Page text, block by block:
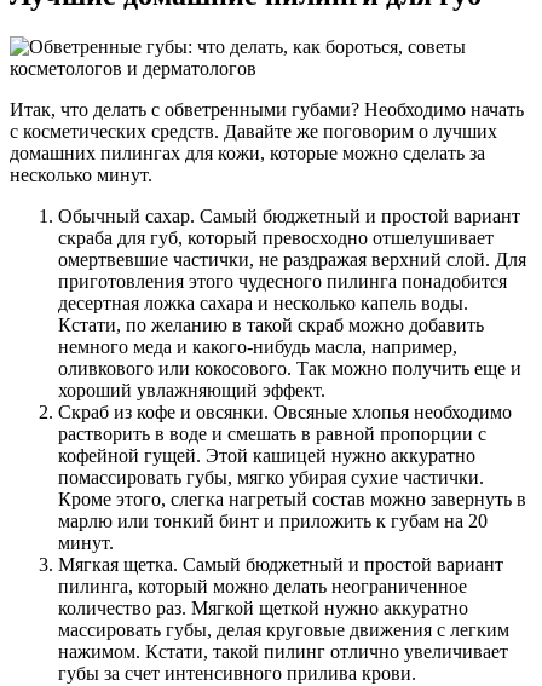
Итак, что делать с обветренными губами? Необходимо начать
с косметических средств. Давайте же поговорим о лучших
домашних пилингах для кожи, которые можно сделать за
несколько минут.
Обычный сахар. Самый бюджетный и простой вариант
скраба для губ, который превосходно отшелушивает
омертвевшие частички, не раздражая верхний слой. Для
приготовления этого чудесного пилинга понадобится
десертная ложка сахара и несколько капель воды.
Кстати, по желанию в такой скраб можно добавить
немного меда и какого-нибудь масла, например,
оливкового или кокосового. Так можно получить еще и
хороший увлажняющий эффект.
Скраб из кофе и овсянки. Овсяные хлопья необходимо
растворить в воде и смешать в равной пропорции с
кофейной гущей. Этой кашицей нужно аккуратно
помассировать губы, мягко убирая сухие частички.
Кроме этого, слегка нагретый состав можно завернуть в
марлю или тонкий бинт и приложить к губам на 20
минут.
Мягкая щетка. Самый бюджетный и простой вариант
пилинга, который можно делать неограниченное
количество раз. Мягкой щеткой нужно аккуратно
массировать губы, делая круговые движения с легким
нажимом. Кстати, такой пилинг отлично увеличивает
губы за счет интенсивного прилива крови.